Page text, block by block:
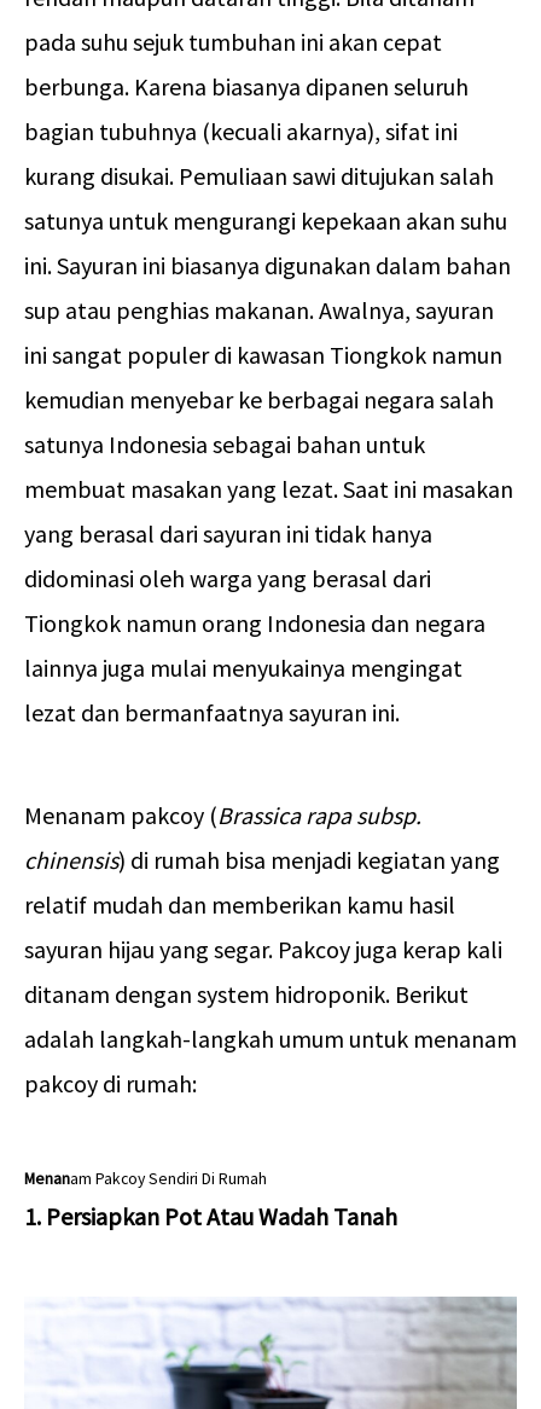
pada suhu sejuk tumbuhan ini akan cepat
berbunga. Karena biasanya dipanen seluruh
bagian tubuhnya (kecuali akarnya), sifat ini
kurang disukai. Pemuliaan sawi ditujukan salah
satunya untuk mengurangi kepekaan akan suhu
ini. Sayuran ini biasanya digunakan dalam bahan
sup atau penghias makanan. Awalnya, sayuran
ini sangat populer di kawasan Tiongkok namun
kemudian menyebar ke berbagai negara salah
satunya Indonesia sebagai bahan untuk
membuat masakan yang lezat. Saat ini masakan
yang berasal dari sayuran ini tidak hanya
didominasi oleh warga yang berasal dari
Tiongkok namun orang Indonesia dan negara
lainnya juga mulai menyukainya mengingat
lezat dan bermanfaatnya sayuran ini.
Menanam pakcoy (Brassica rapa subsp.
chinensis) di rumah bisa menjadi kegiatan yang
relatif mudah dan memberikan kamu hasil
sayuran hijau yang segar. Pakcoy juga kerap kali
ditanam dengan system hidroponik. Berikut
adalah langkah-langkah umum untuk menanam
pakcoy di rumah:
Menanam Pakcoy Sendiri Di Rumah
1. Persiapkan Pot Atau Wadah Tanah